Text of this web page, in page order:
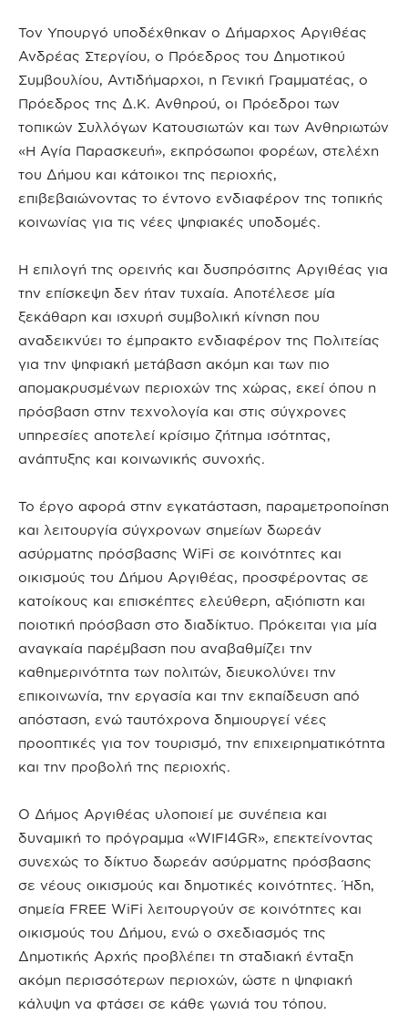
Τον Υπουργό υποδέχθηκαν ο Δήμαρχος Αργιθέας
Ανδρέας Στεργίου, ο Πρόεδρος του Δημοτικού
Συμβουλίου, Αντιδήμαρχοι, η Γενική Γραμματέας, ο
Πρόεδρος της Δ.Κ. Ανθηρού, οι Πρόεδροι των
τοπικών Συλλόγων Κατουσιωτών και των Ανθηριωτών
«Η Αγία Παρασκευή», εκπρόσωποι φορέων, στελέχη
του Δήμου και κάτοικοι της περιοχής,
επιβεβαιώνοντας το έντονο ενδιαφέρον της τοπικής
κοινωνίας για τις νέες ψηφιακές υποδομές.
Η επιλογή της ορεινής και δυσπρόσιτης Αργιθέας για
την επίσκεψη δεν ήταν τυχαία. Αποτέλεσε μία
ξεκάθαρη και ισχυρή συμβολική κίνηση που
αναδεικνύει το έμπρακτο ενδιαφέρον της Πολιτείας
για την ψηφιακή μετάβαση ακόμη και των πιο
απομακρυσμένων περιοχών της χώρας, εκεί όπου η
πρόσβαση στην τεχνολογία και στις σύγχρονες
υπηρεσίες αποτελεί κρίσιμο ζήτημα ισότητας,
ανάπτυξης και κοινωνικής συνοχής.
Το έργο αφορά στην εγκατάσταση, παραμετροποίηση
και λειτουργία σύγχρονων σημείων δωρεάν
ασύρματης πρόσβασης WiFi σε κοινότητες και
οικισμούς του Δήμου Αργιθέας, προσφέροντας σε
κατοίκους και επισκέπτες ελεύθερη, αξιόπιστη και
ποιοτική πρόσβαση στο διαδίκτυο. Πρόκειται για μία
αναγκαία παρέμβαση που αναβαθμίζει την
καθημερινότητα των πολιτών, διευκολύνει την
επικοινωνία, την εργασία και την εκπαίδευση από
απόσταση, ενώ ταυτόχρονα δημιουργεί νέες
προοπτικές για τον τουρισμό, την επιχειρηματικότητα
και την προβολή της περιοχής.
Ο Δήμος Αργιθέας υλοποιεί με συνέπεια και
δυναμική το πρόγραμμα «WIFI4GR», επεκτείνοντας
συνεχώς το δίκτυο δωρεάν ασύρματης πρόσβασης
σε νέους οικισμούς και δημοτικές κοινότητες. Ήδη,
σημεία FREE WiFi λειτουργούν σε κοινότητες και
οικισμούς του Δήμου, ενώ ο σχεδιασμός της
Δημοτικής Αρχής προβλέπει τη σταδιακή ένταξη
ακόμη περισσότερων περιοχών, ώστε η ψηφιακή
κάλυψη να φτάσει σε κάθε γωνιά του τόπου.